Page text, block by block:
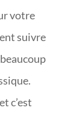
votre
suivre
c’est